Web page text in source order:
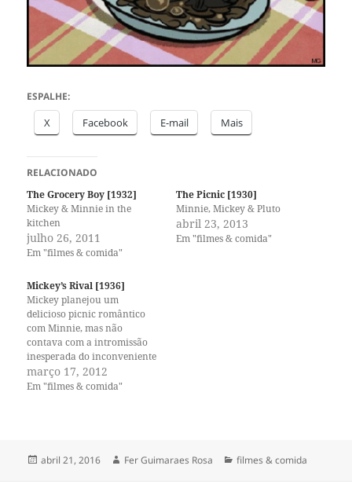
ESPALHE:
X Facebook E-mail Mais
RELACIONADO
The Grocery Boy [1932]
Mickey & Minnie in the
kitchen
julho 26, 2011
Em "filmes & comida"
The Picnic [1930]
Minnie, Mickey & Pluto
abril 23, 2013
Em "filmes & comida"
Mickey’s Rival [1936]
Mickey planejou um
delicioso picnic romântico
com Minnie, mas não
contava com a intromissão
inesperada do inconveniente
Mortimer. [hi hi hi!]
março 17, 2012
Em "filmes & comida"
Publicado
abril 21, 2016 Autor
Fer Guimaraes Rosa Categorias
filmes & comida